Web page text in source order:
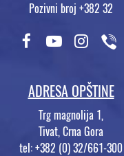
Pozivni broj +382 32
ADRESA OPŠTINE
Trg magnolija 1,
Tivat, Crna Gora
tel: +382 (0) 32/661-300